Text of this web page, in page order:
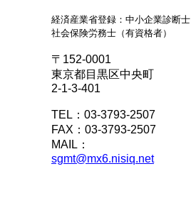
経済産業省登録：中小企業診断士
社会保険労務士（有資格者）
〒152-0001
東京都目黒区中央町
2-1-3-401
TEL：03-3793-2507
FAX：03-3793-2507
MAIL：
sgmt@mx6.nisiq.net